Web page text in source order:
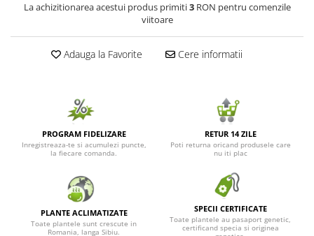
La achizitionarea acestui produs primiti3RON pentru comenzile
viitoare
Adauga la Favorite Cere informatii
PROGRAM FIDELIZARE
Inregistreaza-te si acumulezi puncte,
la fiecare comanda.
RETUR 14 ZILE
Poti returna oricand produsele care
nu iti plac
PLANTE ACLIMATIZATE
Toate plantele sunt crescute in
Romania, langa Sibiu.
SPECII CERTIFICATE
Toate plantele au pasaport genetic,
certificand specia si originea